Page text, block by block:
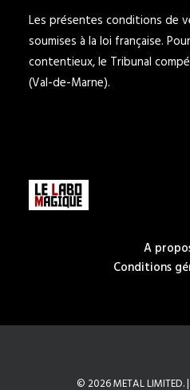
Les présentes conditions de
soumises à la loi française.
contentieux, le Tribunal
(Val-de-Marne).
A
Conditions
© 2026 METAL LIMITED.